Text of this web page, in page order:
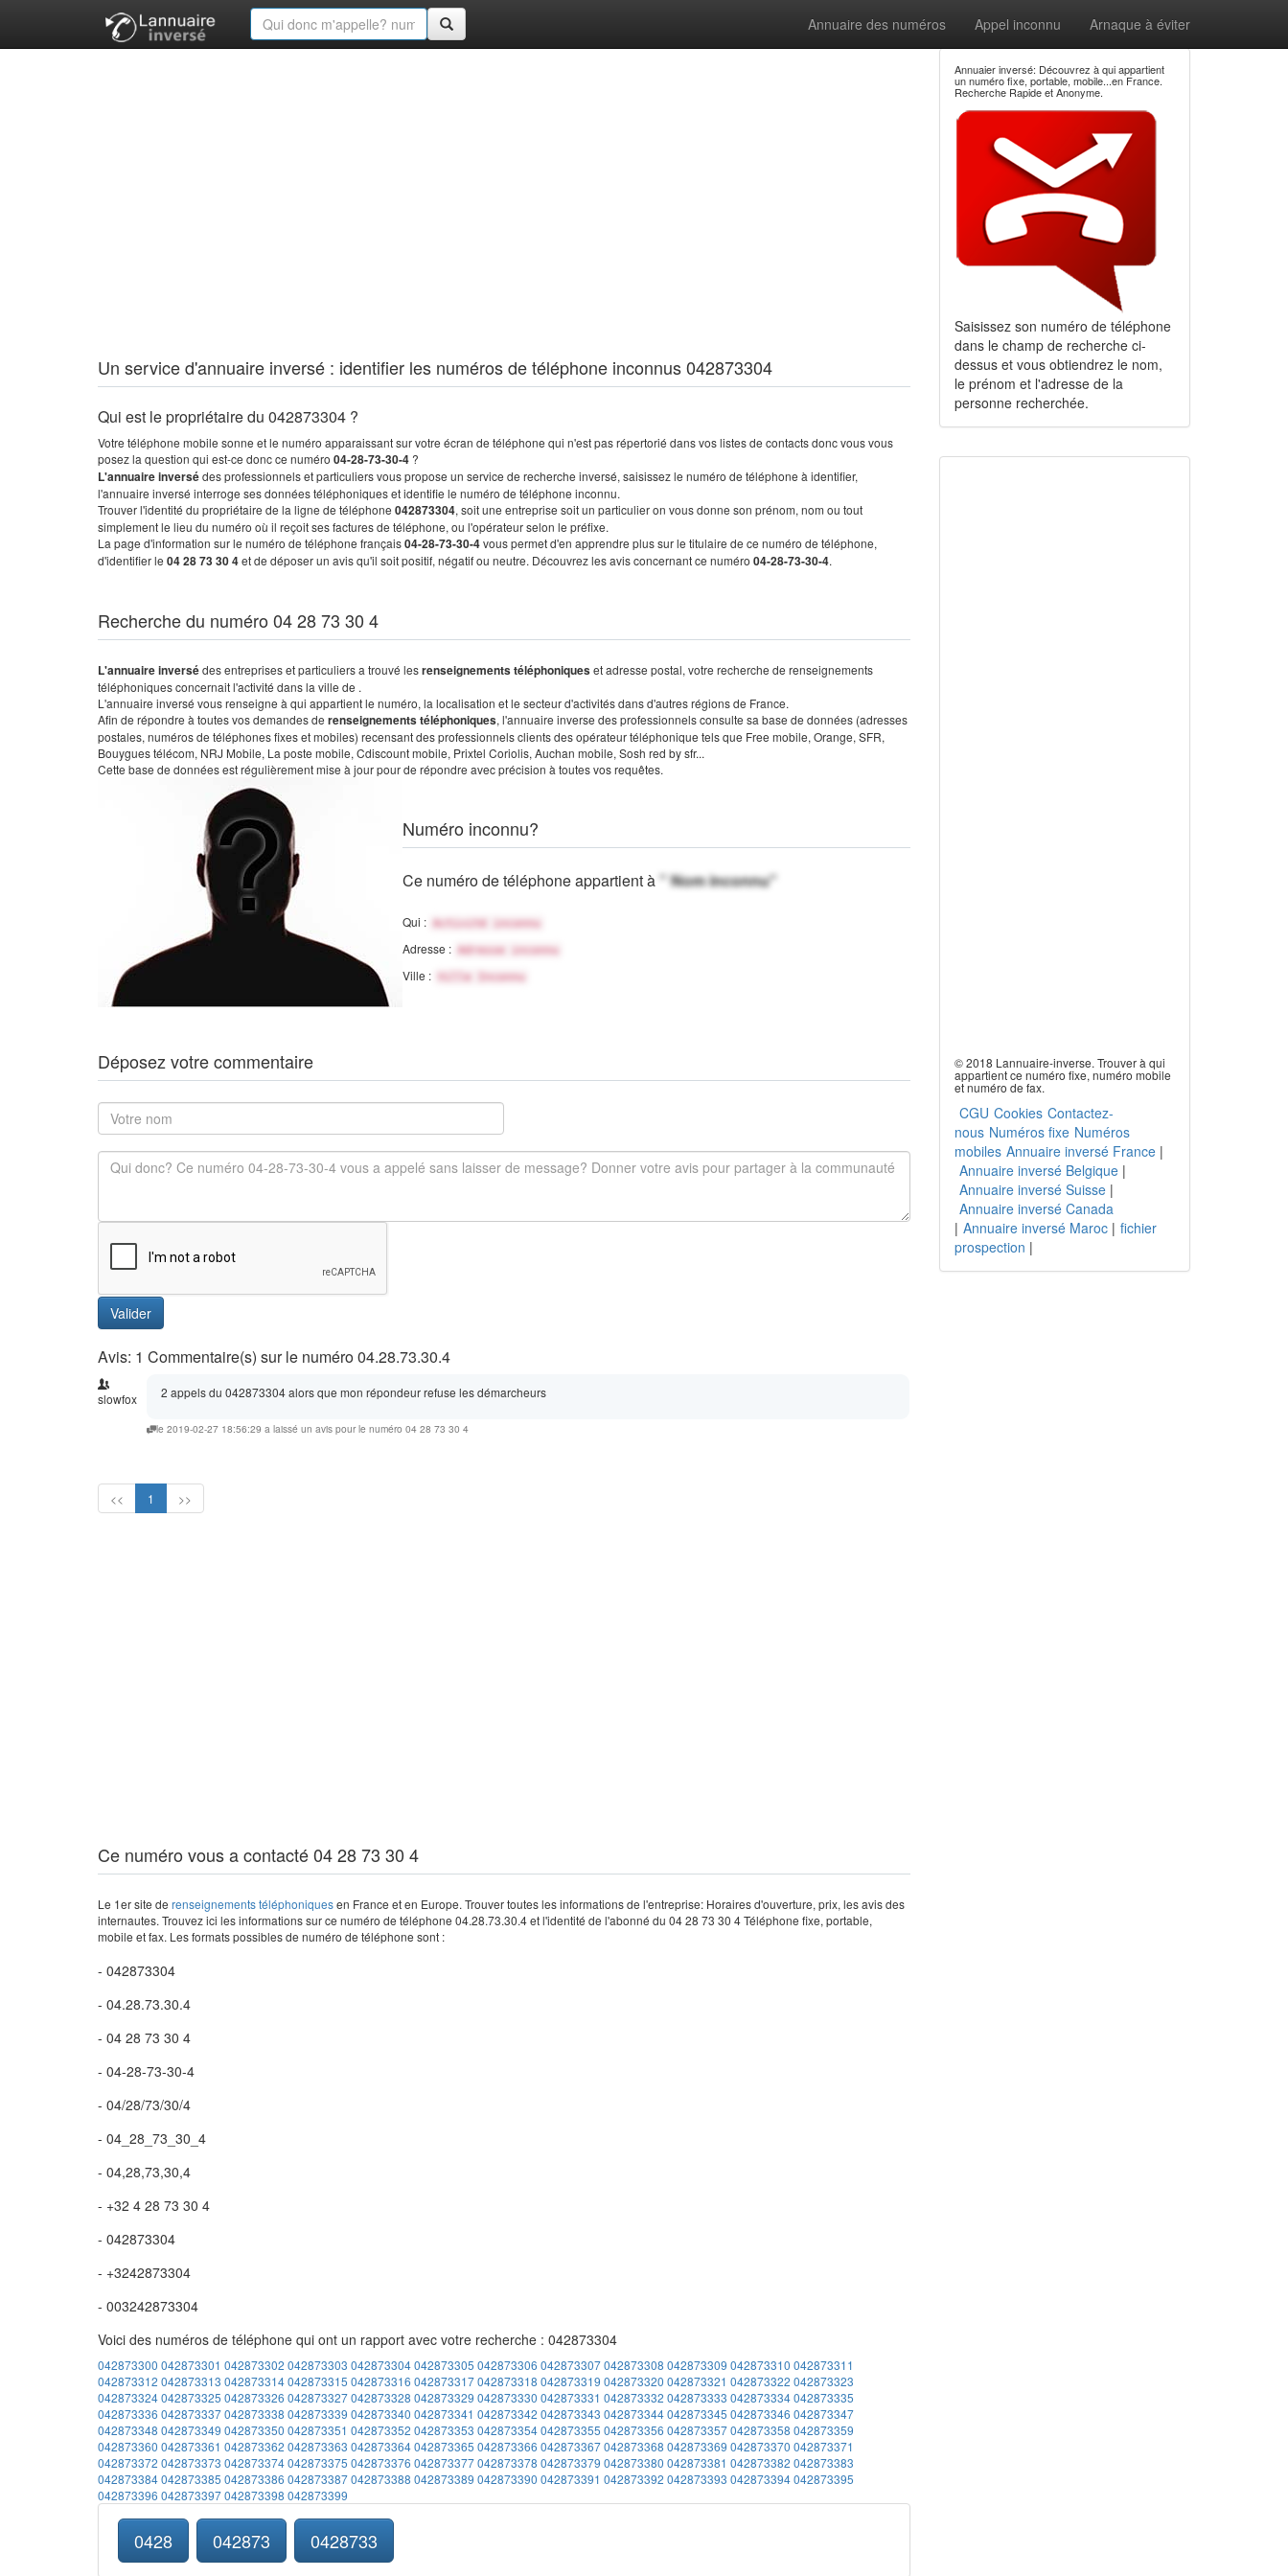
Annuaire des numéros Appel inconnu Arnaque à éviter
Un service d'annuaire inversé : identifier les numéros de téléphone inconnus 042873304
Qui est le propriétaire du 042873304 ?
Votre téléphone mobile sonne et le numéro apparaissant sur votre écran de téléphone qui n'est pas répertorié dans vos listes de contacts donc vous vous
posez la question qui est-ce donc ce numéro 04-28-73-30-4 ?
L'annuaire inversédes professionnels et particuliers vous propose un service de recherche inversé, saisissez le numéro de téléphone à identifier,
l'annuaire inversé interroge ses données téléphoniques et identifie le numéro de téléphone inconnu.
Trouver l'identité du propriétaire de la ligne de téléphone 042873304, soit une entreprise soit un particulier on vous donne son prénom, nom ou tout
simplement le lieu du numéro où il reçoit ses factures de téléphone, ou l'opérateur selon le préfixe.
La page d'information sur le numéro de téléphone français04-28-73-30-4vous permet d'en apprendre plus sur le titulaire de ce numéro de téléphone,
d'identifier le 04 28 73 30 4et de déposer un avis qu'il soit positif, négatif ou neutre. Découvrez les avis concernant ce numéro 04-28-73-30-4.
Recherche du numéro 04 28 73 30 4
L'annuaire inversédes entreprises et particuliers a trouvé lesrenseignements téléphoniqueset adresse postal, votre recherche de renseignements
téléphoniques concernait l'activité dans la ville de .
L'annuaire inversé vous renseigne à qui appartient le numéro, la localisation et le secteur d'activités dans d'autres régions de France.
Afin de répondre à toutes vos demandes de renseignements téléphoniques, l'annuaire inverse des professionnels consulte sa base de données (adresses
postales, numéros de téléphones fixes et mobiles) recensant des professionnels clients des opérateur téléphonique tels que Free mobile, Orange, SFR,
Bouygues télécom, NRJ Mobile, La poste mobile, Cdiscount mobile, Prixtel Coriolis, Auchan mobile, Sosh red by sfr...
Cette base de données est régulièrement mise à jour pour de répondre avec précision à toutes vos requêtes.
Numéro inconnu?
Ce numéro de téléphone appartient à" Nom inconnu"
Qui : Activité inconnu
Adresse : Adresse inconnu
Ville : Ville Inconnu
Déposez votre commentaire
Valider
Avis: 1 Commentaire(s) sur le numéro 04.28.73.30.4
slowfox 2 appels du 042873304 alors que mon répondeur refuse les démarcheurs
le 2019-02-27 18:56:29 a laissé un avis pour le numéro 04 28 73 30 4
<< 1 >>
Ce numéro vous a contacté 04 28 73 30 4
Le 1er site de renseignements téléphoniquesen France et en Europe. Trouver toutes les informations de l'entreprise: Horaires d'ouverture, prix, les avis des
internautes. Trouvez ici les informations sur ce numéro de téléphone 04.28.73.30.4 et l'identité de l'abonné du 04 28 73 30 4 Téléphone fixe, portable,
mobile et fax. Les formats possibles de numéro de téléphone sont :
- 042873304
- 04.28.73.30.4
- 04 28 73 30 4
- 04-28-73-30-4
- 04/28/73/30/4
- 04_28_73_30_4
- 04,28,73,30,4
- +32 4 28 73 30 4
- 042873304
- +3242873304
- 003242873304
Voici des numéros de téléphone qui ont un rapport avec votre recherche : 042873304
042873300 042873301 042873302 042873303 042873304042873305 042873306 042873307042873308 042873309 042873310 042873311
042873312 042873313 042873314042873315 042873316 042873317042873318 042873319 042873320 042873321 042873322 042873323
042873324042873325 042873326 042873327042873328 042873329 042873330 042873331 042873332 042873333 042873334042873335
042873336 042873337042873338 042873339 042873340 042873341 042873342 042873343 042873344042873345 042873346 042873347
042873348 042873349 042873350 042873351 042873352 042873353 042873354042873355 042873356 042873357042873358 042873359
042873360 042873361 042873362 042873363 042873364042873365 042873366 042873367042873368 042873369 042873370 042873371
042873372 042873373 042873374042873375 042873376 042873377042873378 042873379 042873380 042873381 042873382 042873383
042873384042873385 042873386 042873387042873388 042873389 042873390 042873391 042873392 042873393 042873394042873395
042873396 042873397042873398 042873399
0428 042873 0428733
Annuaier inversé: Découvrez à qui appartient
un numéro fixe, portable, mobile...en France.
Recherche Rapide et Anonyme.
Saisissez son numéro de téléphone
dans le champ de recherche ci-
dessus et vous obtiendrez le nom,
le prénom et l'adresse de la
personne recherchée.
© 2018 Lannuaire-inverse. Trouver à qui
appartient ce numéro fixe, numéro mobile
et numéro de fax.
CGU Cookies Contactez-
nous Numéros fixe Numéros
mobiles Annuaire inversé France|
Annuaire inversé Belgique|
Annuaire inversé Suisse|
Annuaire inversé Canada
| Annuaire inversé Maroc| fichier
prospection |